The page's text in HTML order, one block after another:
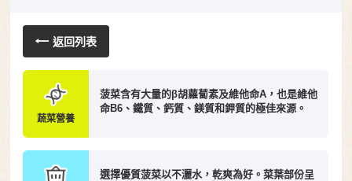
返回列表
蔬菜營養
菠菜含有大量的β胡蘿蔔素及維他命A，也是維他
命B6、鐵質、鈣質、鎂質和鉀質的極佳來源。
選擇優質菠菜以不灑水，乾爽為好。菜葉部份呈